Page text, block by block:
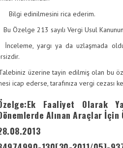
edinilmesini rica ederim.
Özelge 213 sayılı Vergi Usul
yargı ya da uzlaşmada
üzerine tayin edilmiş olan bu
icap ederse, tarafınıza vergi cezası
:Ek Faaliyet Olarak
Alınan Araçlar İçin